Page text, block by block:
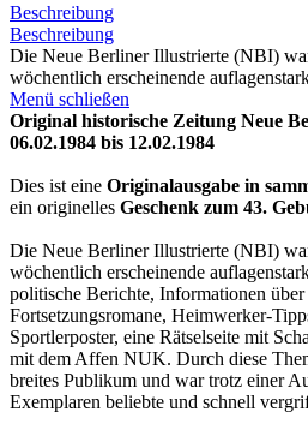
Beschreibung
Beschreibung
Die Neue Berliner Illustrierte (NBI)
wöchentlich erscheinende
Menü schließen
Original historische Zeitung Neue
06.02.1984 bis 12.02.1984
Dies ist eine Originalausgabe in
ein originelles Geschenk zum 43.
Die Neue Berliner Illustrierte (NBI)
wöchentlich erscheinende
politische Berichte, Informationen über
Fortsetzungsromane, Heimwerker-
Sportlerposter, eine Rätselseite mit
mit dem Affen NUK. Durch diese
breites Publikum und war trotz einer
Exemplaren beliebte und schnell